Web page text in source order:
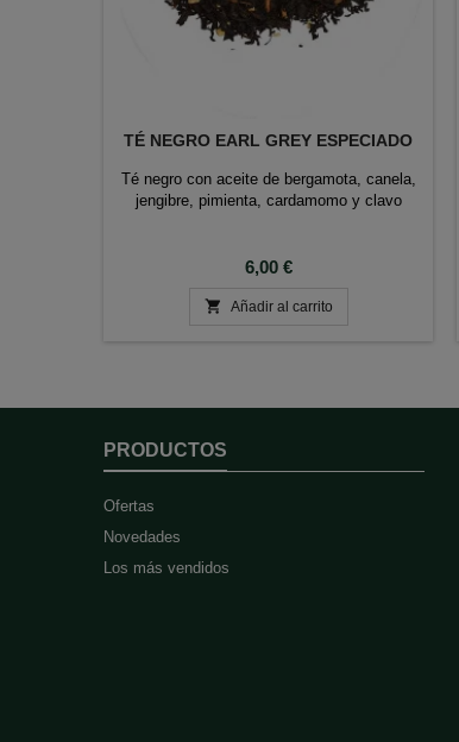
TÉ NEGRO EARL GREY ESPECIADO
Té negro con aceite de bergamota, canela,
jengibre, pimienta, cardamomo y clavo
Precio
6,00 €
 Añadir al carrito
PRODUCTOS
Ofertas
Novedades
Los más vendidos